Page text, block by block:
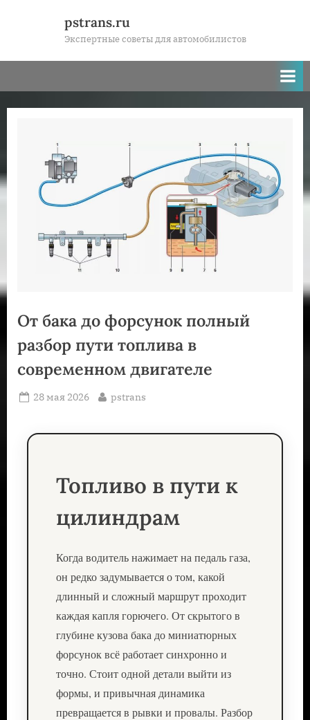
pstrans.ru
Экспертные советы для автомобилистов
От бака до форсунок полный
разбор пути топлива в
современном двигателе
Posted
28 мая 2026 By
pstrans
Топливо в пути к
цилиндрам
Когда водитель нажимает на педаль газа,
он редко задумывается о том, какой
длинный и сложный маршрут проходит
каждая капля горючего. От скрытого в
глубине кузова бака до миниатюрных
форсунок всё работает синхронно и
точно. Стоит одной детали выйти из
формы, и привычная динамика
превращается в рывки и провалы. Разбор